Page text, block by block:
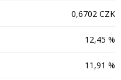
0,6702 CZK
12,45 %
11,91 %